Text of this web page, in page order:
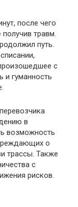
после чего
травм.
путь.
с
и гуманность
в
возможность
о
трассы. Также
с
рисков.